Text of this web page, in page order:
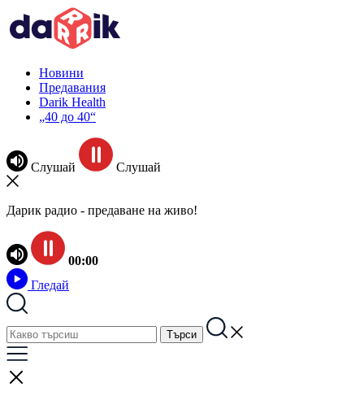
Новини
Предавания
Darik Health
„40 до 40“
Слушай Слушай
Дарик радио - предаване на живо!
00:00
Гледай